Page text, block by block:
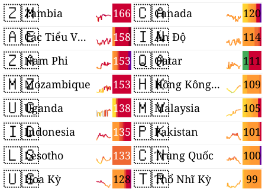
🇿🇲 166
Zambia
🇦🇪 158
Các Tiểu Vương quốc Ả Rập Thống nhất
🇿🇦 153
Nam Phi
🇲🇿 153
Mozambique
🇺🇬 138
Uganda
🇮🇩 135
Indonesia
🇱🇸 133
Lesotho
🇺🇸 128
Hoa Kỳ
🇨🇦 120
Canada
🇮🇳 114
Ấn Độ
🇶🇦 111
Qatar
🇭🇰 109
Hồng Kông, Trung Quốc
🇲🇾 105
Malaysia
🇵🇰 101
Pakistan
🇨🇳 100
Trung Quốc
🇹🇷 99
Thổ Nhĩ Kỳ